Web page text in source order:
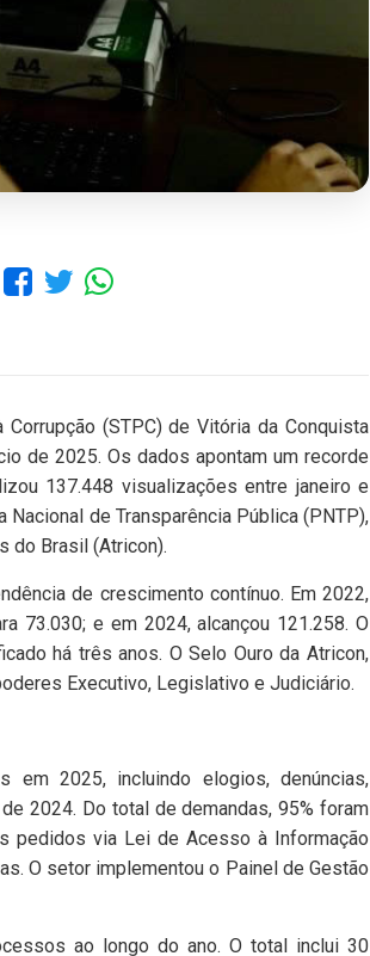
(STPC) de Vitória da Conquista
de 2025. Os dados apontam um recorde
137.448 visualizações entre janeiro e
de Transparência Pública (PNTP),
do Brasil (Atricon).
de crescimento contínuo. Em 2022,
73.030; e em 2024, alcançou 121.258. O
há três anos. O Selo Ouro da Atricon,
Executivo, Legislativo e Judiciário.
em 2025, incluindo elogios, denúncias,
2024. Do total de demandas, 95% foram
pedidos via Lei de Acesso à Informação
O setor implementou o Painel de Gestão
ao longo do ano. O total inclui 30